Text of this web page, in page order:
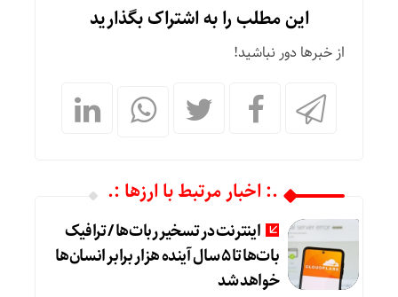
این مطلب را به اشتراک بگذارید
از خبرها دور نباشید!
.: اخبار مرتبط با ارزها :.
اینترنت در تسخیر ربات‌ها / ترافیک
بات‌ها تا ۵ سال آینده هزار برابر انسان‌ها
خواهد شد